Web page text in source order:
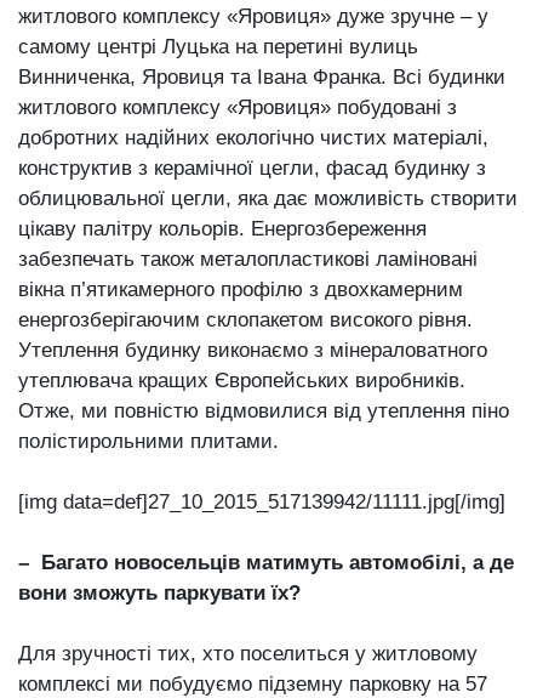
житлового комплексу «Яровиця» дуже зручне – у
самому центрі Луцька на перетині вулиць
Винниченка, Яровиця та Івана Франка. Всі будинки
житлового комплексу «Яровиця» побудовані з
добротних надійних екологічно чистих матеріалі,
конструктив з керамічної цегли, фасад будинку з
облицювальної цегли, яка дає можливість створити
цікаву палітру кольорів. Енергозбереження
забезпечать також металопластикові ламіновані
вікна п’ятикамерного профілю з двохкамерним
енергозберігаючим склопакетом високого рівня.
Утеплення будинку виконаємо з мінераловатного
утеплювача кращих Європейських виробників.
Отже, ми повністю відмовилися від утеплення піно
полістирольними плитами.
[img data=def]27_10_2015_517139942/11111.jpg[/img]
– Багато новосельців матимуть автомобілі, а де
вони зможуть паркувати їх?
Для зручності тих, хто поселиться у житловому
комплексі ми побудуємо підземну парковку на 57